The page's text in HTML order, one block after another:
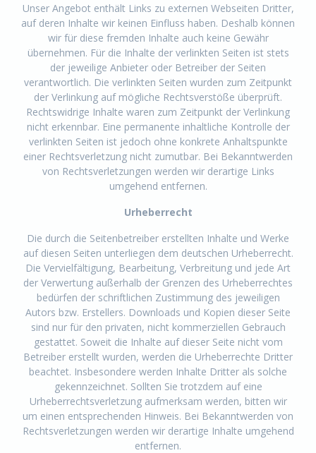
Unser Angebot enthält Links zu externen Webseiten Dritter,
auf deren Inhalte wir keinen Einfluss haben. Deshalb können
wir für diese fremden Inhalte auch keine Gewähr
übernehmen. Für die Inhalte der verlinkten Seiten ist stets
der jeweilige Anbieter oder Betreiber der Seiten
verantwortlich. Die verlinkten Seiten wurden zum Zeitpunkt
der Verlinkung auf mögliche Rechtsverstöße überprüft.
Rechtswidrige Inhalte waren zum Zeitpunkt der Verlinkung
nicht erkennbar. Eine permanente inhaltliche Kontrolle der
verlinkten Seiten ist jedoch ohne konkrete Anhaltspunkte
einer Rechtsverletzung nicht zumutbar. Bei Bekanntwerden
von Rechtsverletzungen werden wir derartige Links
umgehend entfernen.
Urheberrecht
Die durch die Seitenbetreiber erstellten Inhalte und Werke
auf diesen Seiten unterliegen dem deutschen Urheberrecht.
Die Vervielfältigung, Bearbeitung, Verbreitung und jede Art
der Verwertung außerhalb der Grenzen des Urheberrechtes
bedürfen der schriftlichen Zustimmung des jeweiligen
Autors bzw. Erstellers. Downloads und Kopien dieser Seite
sind nur für den privaten, nicht kommerziellen Gebrauch
gestattet. Soweit die Inhalte auf dieser Seite nicht vom
Betreiber erstellt wurden, werden die Urheberrechte Dritter
beachtet. Insbesondere werden Inhalte Dritter als solche
gekennzeichnet. Sollten Sie trotzdem auf eine
Urheberrechtsverletzung aufmerksam werden, bitten wir
um einen entsprechenden Hinweis. Bei Bekanntwerden von
Rechtsverletzungen werden wir derartige Inhalte umgehend
entfernen.